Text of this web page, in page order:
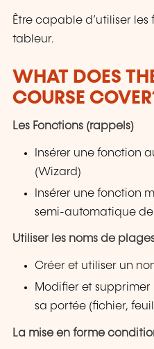
Être capable d’utiliser
tableur.
WHAT DOES
COURSE
Les Fonctions (rappels)
Insérer une fonction
(Wizard)
Insérer une fonction
semi-automatique
Utiliser les noms de
Créer et utiliser un
Modifier et
sa portée (fichier,
La mise en forme